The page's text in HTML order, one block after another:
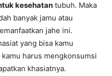
kesehatan tubuh. Maka
banyak jamu atau
jahe ini.
yang bisa kamu
harus mengkonsumsi
khasiatnya.